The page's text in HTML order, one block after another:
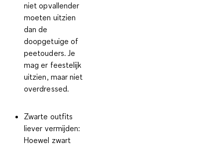
niet opvallender
moeten uitzien
dan de
doopgetuige of
peetouders. Je
mag er feestelijk
uitzien, maar niet
overdressed.
Zwarte outfits
liever vermijden:
Hoewel zwart